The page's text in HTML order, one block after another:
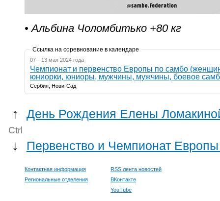
• Альбина Чоломбитько +80 кг
Ссылка на соревнование в календаре
07—13 мая 2024 года
Чемпионат и первенство Европы по самбо
юниорки, юниоры, мужчины, мужчины, боевое
Сербия, Нови-Сад
↑ День Рождения Елены
Ctrl
↓ Первенство и Чемпионат
Контактная информация
Региональные отделения
RSS лента новостей
ВКонтакте
YouTube